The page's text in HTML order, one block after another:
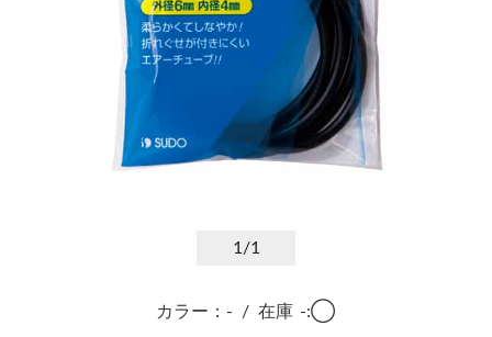
1/1
カラー：- / 在庫 -:◯